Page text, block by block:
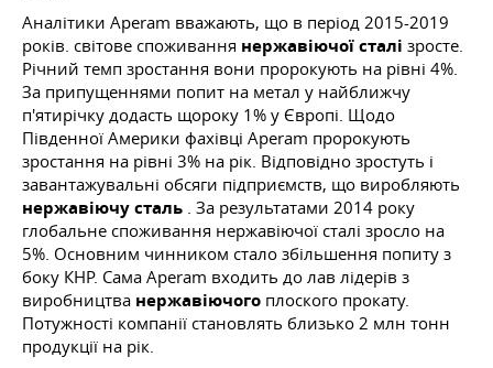
Аналітики Aperam вважають, що в період 2015-2019
років. світове споживання нержавіючої сталі зросте.
Річний темп зростання вони пророкують на рівні 4%.
За припущеннями попит на метал у найближчу
п'ятирічку додасть щороку 1% у Європі. Щодо
Південної Америки фахівці Aperam пророкують
зростання на рівні 3% на рік. Відповідно зростуть і
завантажувальні обсяги підприємств, що виробляють
нержавіючу сталь . За результатами 2014 року
глобальне споживання нержавіючої сталі зросло на
5%. Основним чинником стало збільшення попиту з
боку КНР. Сама Aperam входить до лав лідерів з
виробництва нержавіючого плоского прокату.
Потужності компанії становлять близько 2 млн тонн
продукції на рік.